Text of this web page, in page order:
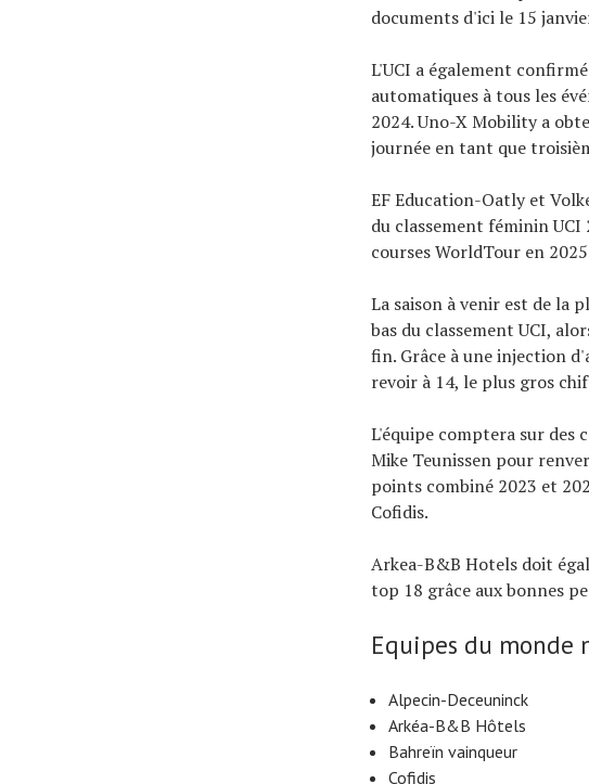
documents d'ici le 15
L'UCI a également
automatiques à tous les
2024. Uno-X Mobility a
journée en tant que
EF Education-Oatly et
du classement féminin
courses WorldTour en
La saison à venir est de la
bas du classement UCI,
fin. Grâce à une injection
revoir à 14, le plus gros
L'équipe comptera sur des
Mike Teunissen pour
points combiné 2023 et
Cofidis.
Arkea-B&B Hotels doit
top 18 grâce aux bonnes
Equipes du monde
Alpecin-Deceuninck
Arkéa-B&B Hôtels
Bahreïn vainqueur
Cofidis